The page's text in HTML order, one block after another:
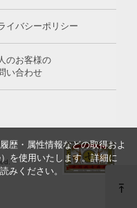
イバシーポリシー
のお客様の
い合わせ
歴・属性情報などの取得およ
を使用いたします。詳細に
みください。